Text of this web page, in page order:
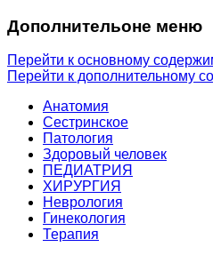
Дополнительоне меню
Перейти к основному
Перейти к дополнительному
Анатомия
Сестринское
Патология
Здоровый человек
ПЕДИАТРИЯ
ХИРУРГИЯ
Неврология
Гинекология
Терапия